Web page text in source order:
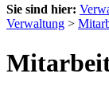
Sie sind hier:
Verwaltung >